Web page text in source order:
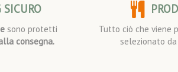
sono protetti
consegna.
Tutto ciò che viene
selezionato